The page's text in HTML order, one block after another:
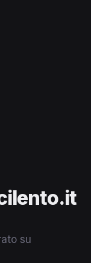
su